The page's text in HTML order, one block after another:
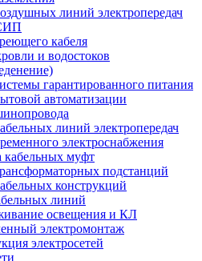
линий электропередач
кабеля
и водостоков
гарантированного питания
автоматизации
линий электропередач
электроснабжения
кабельных муфт
подстанций
конструкций
линий
освещения и КЛ
электромонтаж
электросетей